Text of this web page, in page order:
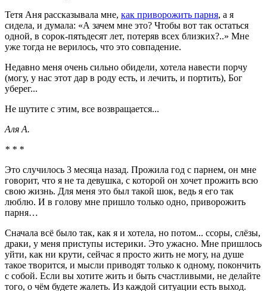
Тетя Аня рассказывала мне, как приворожить парня, а я
сидела, и думала: «А зачем мне это? Чтобы вот так остаться
одной, в сорок-пятьдесят лет, потеряв всех близких?..» Мне
уже тогда не верилось, что это совпадение.
Недавно меня очень сильно обидели, хотела навести порчу
(могу, у нас этот дар в роду есть, и лечить, и портить), Бог
уберег...
Не шутите с этим, все возвращается...
Аля А.
* * *
Это случилось 3 месяца назад. Прожила год с парнем, он мне
говорит, что я не та девушка, с которой он хочет прожить всю
свою жизнь. Для меня это был такой шок, ведь я его так
люблю. И в голову мне пришло только одно, приворожить
парня…
Сначала всё было так, как я и хотела, но потом... ссоры, слёзы,
драки, у меня приступы истерики. Это ужасно. Мне пришлось
уйти, как ни крути, сейчас я просто жить не могу, на душе
такое творится, и мысли приводят только к одному, покончить
с собой. Если вы хотите жить и быть счастливыми, не делайте
того, о чём будете жалеть. Из каждой ситуации есть выход.